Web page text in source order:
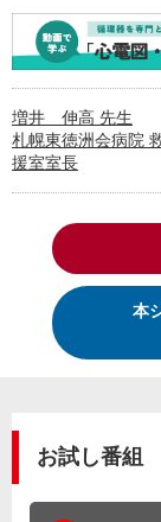
増井 伸高 先生
札幌東徳洲会病院
援室室長
本
お試し番組